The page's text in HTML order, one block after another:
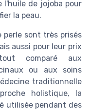
l'huile de jojoba pour
la peau.
perle sont très prisés
aussi pour leur prix
comparé aux
ou aux soins
traditionnelle
holistique, la
utilisée pendant des